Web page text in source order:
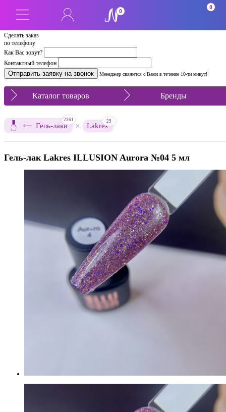
Сделать заказ
по телефону
Как Вас зовут?
Контактный телефон
Менеджер свяжется с Вами в течение 10-ти минут!
0
0
Каталог товаров Бренды
Гель-лаки
2361
× Lakres
29
Гель-лак Lakres ILLUSION Aurora №04 5 мл